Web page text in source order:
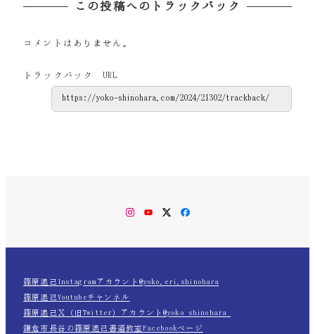
この投稿へのトラックバック
コメントはありません。
トラックバック URL
Instagram
YouTubeTwitterFacebook
篠原遙己Instagramアカウント@yoko.eri.shinohara
篠原遙己Youtubeチャンネル
篠原遙己Ｘ（旧Twitter）アカウント@yoko_shinohara_
鎌倉市長谷の篠原遙己書道教室Facebookページ